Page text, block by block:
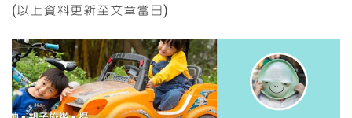
(以上資料更新至文章當日)